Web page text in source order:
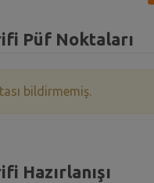
Püf Noktaları
bildirmemiş.
Hazırlanışı